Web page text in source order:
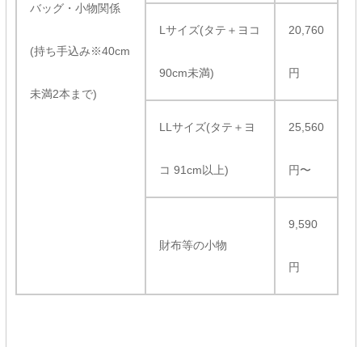
バッグ・小物関係
(持ち手込み※40cm
未満2本まで)
Lサイズ(タテ＋ヨコ
90cm未満)
20,760
円
LLサイズ(タテ＋ヨ
コ 91cm以上)
25,560
円〜
財布等の小物
9,590
円